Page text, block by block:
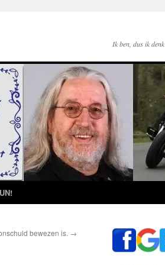
Ik ben, dus ik denk
bewezen is. →